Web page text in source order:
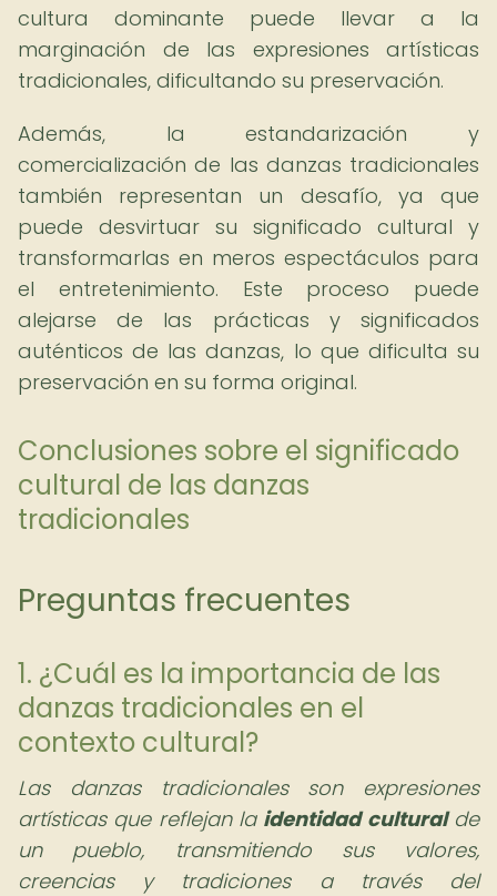
cultura dominante puede llevar a la
marginación de las expresiones artísticas
tradicionales, dificultando su preservación.
Además, la estandarización y
comercialización de las danzas tradicionales
también representan un desafío, ya que
puede desvirtuar su significado cultural y
transformarlas en meros espectáculos para
el entretenimiento. Este proceso puede
alejarse de las prácticas y significados
auténticos de las danzas, lo que dificulta su
preservación en su forma original.
Conclusiones sobre el significado
cultural de las danzas
tradicionales
Preguntas frecuentes
1. ¿Cuál es la importancia de las
danzas tradicionales en el
contexto cultural?
Las danzas tradicionales son expresiones
artísticas que reflejan la identidad culturalde
un pueblo, transmitiendo sus valores,
creencias y tradiciones a través del